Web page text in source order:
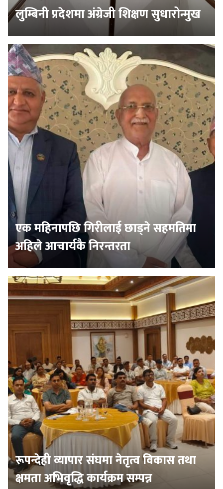
लुम्बिनी प्रदेशमा अंग्रेजी शिक्षण सुधारोन्मुख
एक महिनापछि गिरीलाई छाड्ने सहमतिमा
अहिले आचार्यकै निरन्तरता
रूपन्देही व्यापार संघमा नेतृत्व विकास तथा
क्षमता अभिवृद्धि कार्यक्रम सम्पन्न